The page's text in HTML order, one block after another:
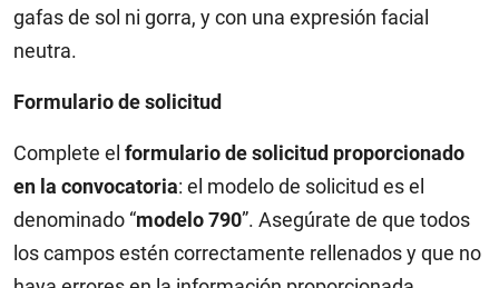
gafas de sol ni gorra, y con una expresión facial
neutra.
Formulario de solicitud
Complete el formulario de solicitud proporcionado
en la convocatoria: el modelo de solicitud es el
denominado “modelo 790”. Asegúrate de que todos
los campos estén correctamente rellenados y que no